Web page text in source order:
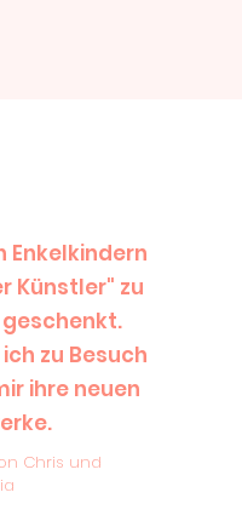
Enkelkindern
Künstler" zu
zu Besuch
ihre neuen
Chris und